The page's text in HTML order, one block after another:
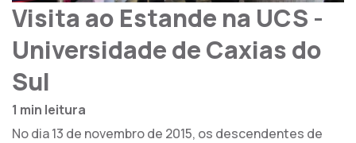
Visita ao Estande na UCS -
Universidade de Caxias do
Sul
1 min leitura
No dia 13 de novembro de 2015, os descendentes de